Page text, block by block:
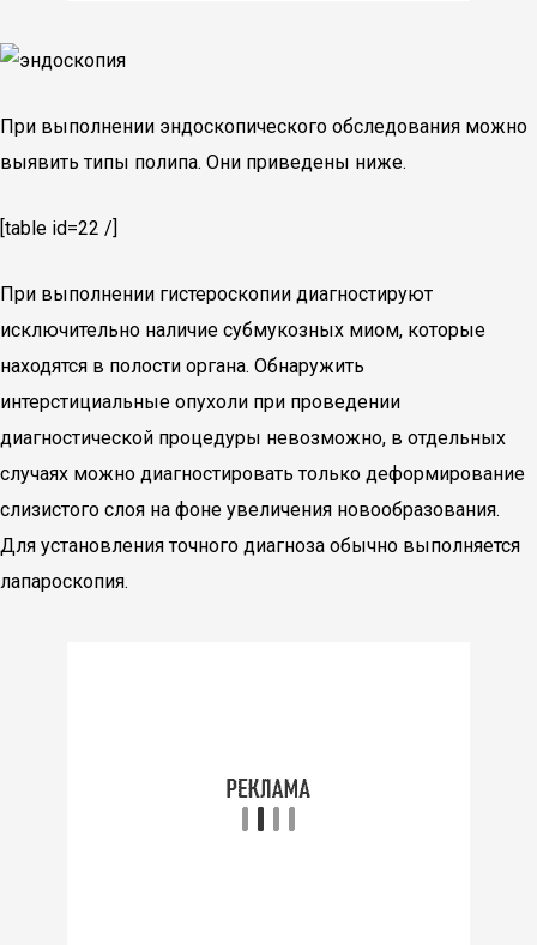
При выполнении эндоскопического обследования можно
выявить типы полипа. Они приведены ниже.
[table id=22 /]
При выполнении гистероскопии диагностируют
исключительно наличие субмукозных миом, которые
находятся в полости органа. Обнаружить
интерстициальные опухоли при проведении
диагностической процедуры невозможно, в отдельных
случаях можно диагностировать только деформирование
слизистого слоя на фоне увеличения новообразования.
Для установления точного диагноза обычно выполняется
лапароскопия.